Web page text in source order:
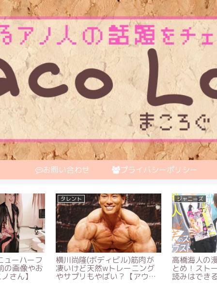
お問い合わせ プライバシーポリシー
像や彼氏
吹奏楽時
】
おもしろ一般人
坂田アキラ（金髪予備校講
師）は元ホスト！？学歴や、
どんな授業で科目は？【さん
俳優
中村俊介の
親大好きで
婚できない